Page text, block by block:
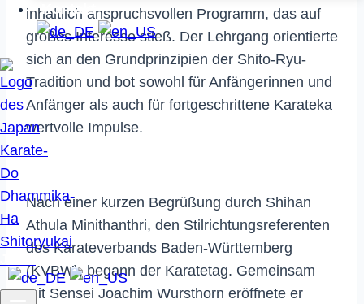
Kontakt
inhaltlich anspruchsvollen Programm, das auf
großes Interesse stieß. Der Lehrgang orientierte
sich an den Grundprinzipien der Shito-Ryu-
Tradition und bot sowohl für Anfängerinnen und
Anfänger als auch für fortgeschrittene Karateka
wertvolle Impulse.
Nach einer kurzen Begrüßung durch Shihan
Athula Minithanthri, den Stilrichtungsreferenten
des Karateverbands Baden-Württemberg
(KVBW), begann der Karatetag. Gemeinsam
mit Sensei Joachim Wursthorn eröffnete er